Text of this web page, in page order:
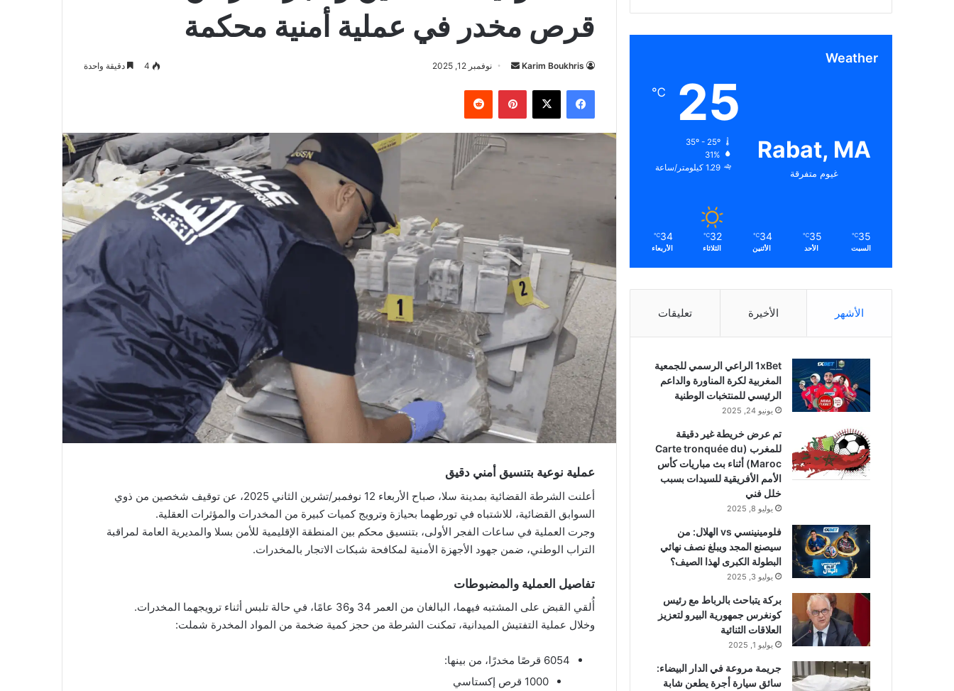
قرص مخدر في عملية أمنية محكمة
Karim Boukhris
أرسل
إلكترونيا
نوفمبر 12, 2025 4 دقيقة واحدة
فيسبوك ‫X بينتيريست
عملية نوعية بتنسيق أمني دقيق
أعلنت الشرطة القضائية بمدينة سلا، صباح الأربعاء 12 نوفمبر/تشرين الثاني 2025، عن توقيف شخصين من ذوي
السوابق القضائية، للاشتباه في تورطهما بحيازة وترويج كميات كبيرة من المخدرات والمؤثرات العقلية.
وجرت العملية في ساعات الفجر الأولى، بتنسيق محكم بين المنطقة الإقليمية للأمن بسلا والمديرية العامة لمراقبة
التراب الوطني، ضمن جهود الأجهزة الأمنية لمكافحة شبكات الاتجار بالمخدرات.
تفاصيل العملية والمضبوطات
أُلقي القبض على المشتبه فيهما، البالغان من العمر 34 و36 عامًا، في حالة تلبس أثناء ترويجهما المخدرات.
وخلال عملية التفتيش الميدانية، تمكنت الشرطة من حجز كمية ضخمة من المواد المخدرة شملت:
6054 قرصًا مخدرًا، من بينها:
1000 قرص إكستاسي
Weather
Rabat, MA
غيوم متفرقة
25
℃
35º - 25º
31%
1.29 كيلومتر/ساعة
35
℃
السبت
35
℃
الأحد
34
℃
الأثنين
32
℃
الثلاثاء
34
℃
الأربعاء
الأشهر الأخيرة تعليقات
1xBet الراعي الرسمي للجمعية
المغربية لكرة المناورة والداعم
الرئيسي للمنتخبات الوطنية
يونيو 24, 2025
تم عرض خريطة غير دقيقة
للمغرب (Carte tronquée du
Maroc) أثناء بث مباريات كأس
الأمم الأفريقية للسيدات بسبب
خلل فني
يوليو 8, 2025
فلومينينسي vs الهلال: من
سيصنع المجد ويبلغ نصف نهائي
البطولة الكبرى لهذا الصيف؟
يوليو 3, 2025
بركة يتباحث بالرباط مع رئيس
كونغرس جمهورية البيرو لتعزيز
العلاقات الثنائية
يوليو 1, 2025
جريمة مروعة في الدار البيضاء:
سائق سيارة أجرة يطعن شابة